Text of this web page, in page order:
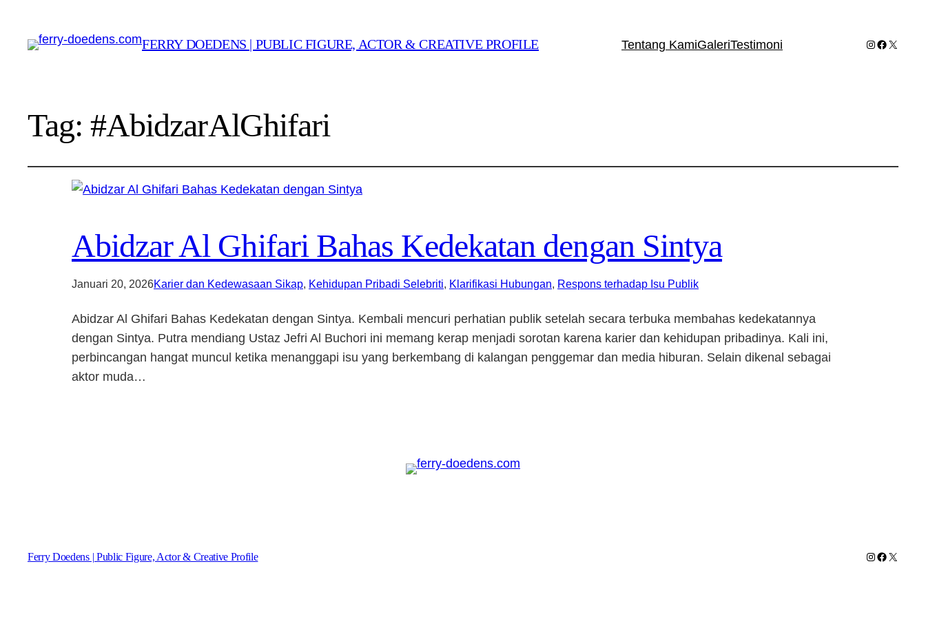
FERRY DOEDENS | PUBLIC FIGURE, ACTOR & CREATIVE PROFILE Tentang KamiGaleriTestimoni Instagram
Facebook
X
Tag:#AbidzarAlGhifari
Abidzar Al Ghifari Bahas Kedekatan dengan Sintya
Januari 20, 2026Karier dan Kedewasaan Sikap, Kehidupan Pribadi Selebriti, Klarifikasi Hubungan, Respons terhadap Isu Publik
Abidzar Al Ghifari Bahas Kedekatan dengan Sintya. Kembali mencuri perhatian publik setelah secara terbuka membahas kedekatannya
dengan Sintya. Putra mendiang Ustaz Jefri Al Buchori ini memang kerap menjadi sorotan karena karier dan kehidupan pribadinya. Kali ini,
perbincangan hangat muncul ketika menanggapi isu yang berkembang di kalangan penggemar dan media hiburan. Selain dikenal sebagai
aktor muda…
Ferry Doedens | Public Figure, Actor & Creative Profile Instagram
Facebook
X